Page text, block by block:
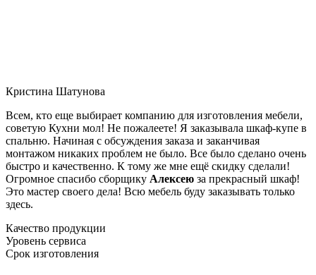
Кристина Шатунова
Всем, кто еще выбирает компанию для изготовления мебели,
советую Кухни мол! Не пожалеете! Я заказывала шкаф-купе в
спальню. Начиная с обсуждения заказа и заканчивая
монтажом никаких проблем не было. Все было сделано очень
быстро и качественно. К тому же мне ещё скидку сделали!
Огромное спасибо сборщику Алексею за прекрасный шкаф!
Это мастер своего дела! Всю мебель буду заказывать только
здесь.
Качество продукции
Уровень сервиса
Срок изготовления